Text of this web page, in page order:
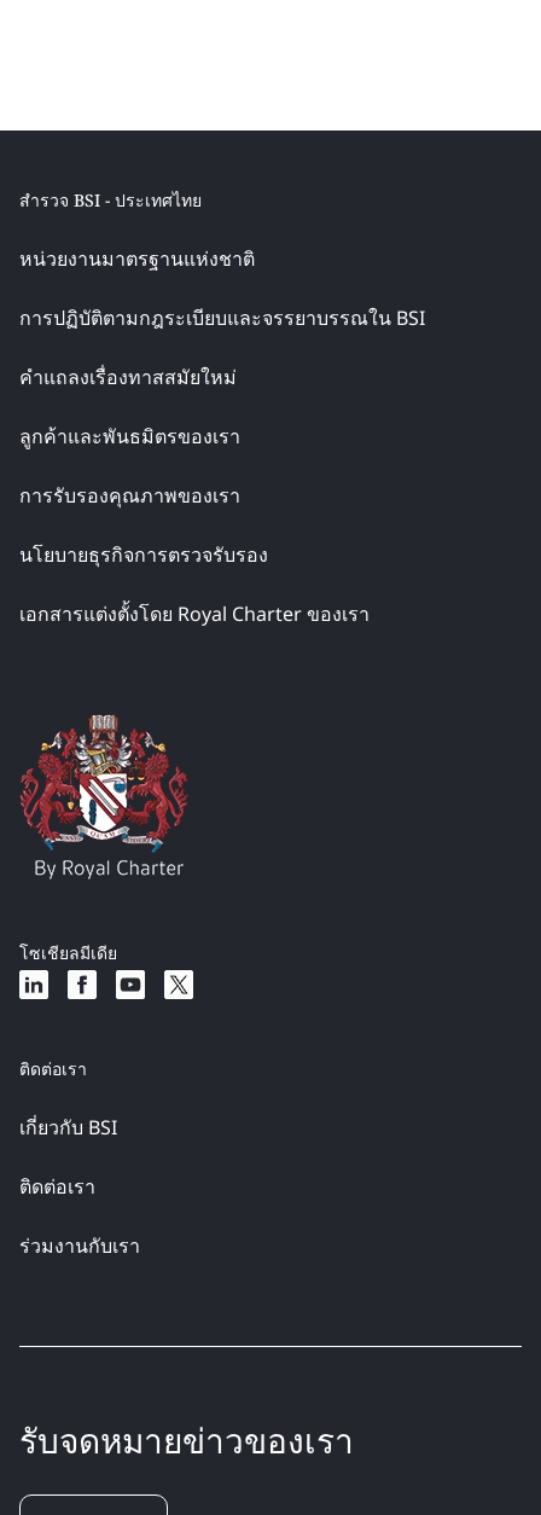
สำรวจ BSI - ประเทศไทย
หน่วยงานมาตรฐานแห่งชาติ
การปฏิบัติตามกฎระเบียบและจรรยาบรรณใน BSI
คำแถลงเรื่องทาสสมัยใหม่
ลูกค้าและพันธมิตรของเรา
การรับรองคุณภาพของเรา
นโยบายธุรกิจการตรวจรับรอง
เอกสารแต่งตั้งโดย Royal Charter ของเรา
โซเชียลมีเดีย
ติดต่อเรา
เกี่ยวกับ BSI
ติดต่อเรา
ร่วมงานกับเรา
รับจดหมายข่าวของเรา